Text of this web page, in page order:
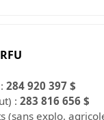
:284 920 397 $
:283 816 656 $
(sans explo.